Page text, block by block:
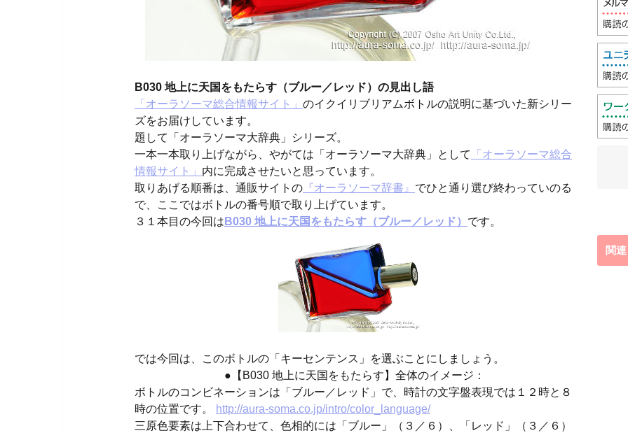
B030 地上に天国をもたらす（ブルー／レッド）の見出し語
「オーラソーマ総合情報サイト」 のイクイリブリアムボトルの説明に基づいた新シリー
ズをお届けしています。
題して「オーラソーマ大辞典」シリーズ。
一本一本取り上げながら、やがては「オーラソーマ大辞典」として
「オーラソーマ総合
情報サイト」 内に完成させたいと思っています。
取りあげる順番は、通販サイトの 『オーラソーマ辞書』 でひと通り選び終わっていのる
で、ここではボトルの番号順で取り上げています。
３１本目の今回はB030 地上に天国をもたらす（ブルー／レッド） です。
では今回は、このボトルの「キーセンテンス」を選ぶことにしましょう。
●【B030 地上に天国をもたらす】全体のイメージ：
ボトルのコンビネーションは「ブルー／レッド」で、時計の文字盤表現では１２時と８
時の位置です。 http://aura-soma.co.jp/intro/color_language/
三原色要素は上下合わせて、色相的には「ブルー」（３／６）、「レッド」（３／６）
関